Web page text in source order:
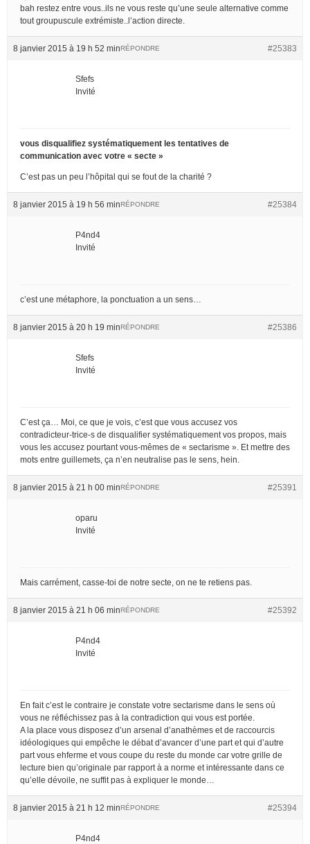
bah restez entre vous..ils ne vous reste qu’une seule alternative comme
tout groupuscule extrémiste..l’action directe.
8 janvier 2015 à 19 h 52 min #25383
RÉPONDRE
Sfefs
Invité
vous disqualifiez systématiquement les tentatives de
communication avec votre « secte »
C’est pas un peu l’hôpital qui se fout de la charité ?
8 janvier 2015 à 19 h 56 min #25384
RÉPONDRE
P4nd4
Invité
c’est une métaphore, la ponctuation a un sens…
8 janvier 2015 à 20 h 19 min #25386
RÉPONDRE
Sfefs
Invité
C’est ça… Moi, ce que je vois, c’est que vous accusez vos
contradicteur-trice-s de disqualifier systématiquement vos propos, mais
vous les accusez pourtant vous-mêmes de « sectarisme ». Et mettre des
mots entre guillemets, ça n’en neutralise pas le sens, hein.
8 janvier 2015 à 21 h 00 min #25391
RÉPONDRE
oparu
Invité
Mais carrément, casse-toi de notre secte, on ne te retiens pas.
8 janvier 2015 à 21 h 06 min #25392
RÉPONDRE
P4nd4
Invité
En fait c’est le contraire je constate votre sectarisme dans le sens où
vous ne réfléchissez pas à la contradiction qui vous est portée.
A la place vous disposez d’un arsenal d’anathèmes et de raccourcis
idéologiques qui empêche le débat d’avancer d’une part et qui d’autre
part vous ehferme et vous coupe du reste du monde car votre grille de
lecture bien qu’originale par rapport à a norme et intéressante dans ce
qu’elle dévoile, ne suffit pas à expliquer le monde…
8 janvier 2015 à 21 h 12 min #25394
RÉPONDRE
P4nd4